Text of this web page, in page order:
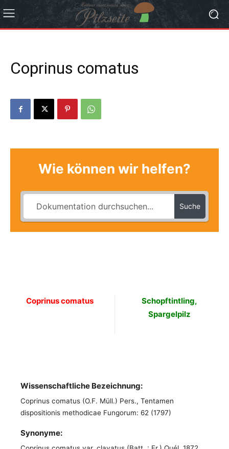
Coprinus comatus
Wie können wir helfen?
Suche
Coprinus comatus
Schopftintling,
Spargelpilz
Wissenschaftliche Bezeichnung:
Coprinus comatus (O.F. Müll.) Pers., Tentamen
dispositionis methodicae Fungorum: 62 (1797)
Synonyme: